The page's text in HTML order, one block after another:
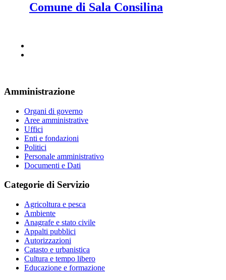
Comune di Sala Consilina
Amministrazione
Organi di governo
Aree amministrative
Uffici
Enti e fondazioni
Politici
Personale amministrativo
Documenti e Dati
Categorie di Servizio
Agricoltura e pesca
Ambiente
Anagrafe e stato civile
Appalti pubblici
Autorizzazioni
Catasto e urbanistica
Cultura e tempo libero
Educazione e formazione